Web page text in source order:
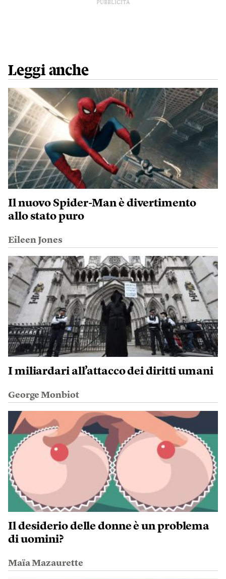
PUBBLICITÀ
Leggi anche
Il nuovo Spider-Man è divertimento
allo stato puro
Eileen Jones
I miliardari all’attacco dei diritti umani
George Monbiot
Il desiderio delle donne è un problema
di uomini?
Maïa Mazaurette